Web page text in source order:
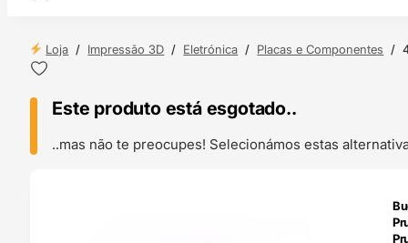
Loja / Impressão 3D / Eletrónica / Placas e Componentes /
Este produto está esgotado..
..mas não te preocupes! Selecionámos estas